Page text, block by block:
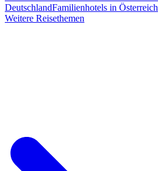
DeutschlandFamilienhotels in Österreich
Weitere Reisethemen